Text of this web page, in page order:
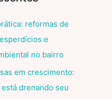
reformas de
e
no bairro
em crescimento:
drenando seu